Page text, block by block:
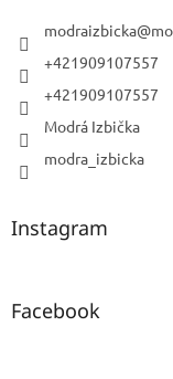
modraizbicka@
+421909107557
+421909107557
Modrá Izbička
modra_izbicka
Instagram
Facebook